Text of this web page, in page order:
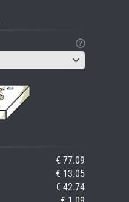
€ 77.09
€ 13.05
€ 42.74